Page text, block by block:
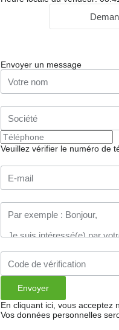
Envoyer un message
Veuillez vérifier le numéro de
En cliquant ici, vous acceptez
Vos données personnelles